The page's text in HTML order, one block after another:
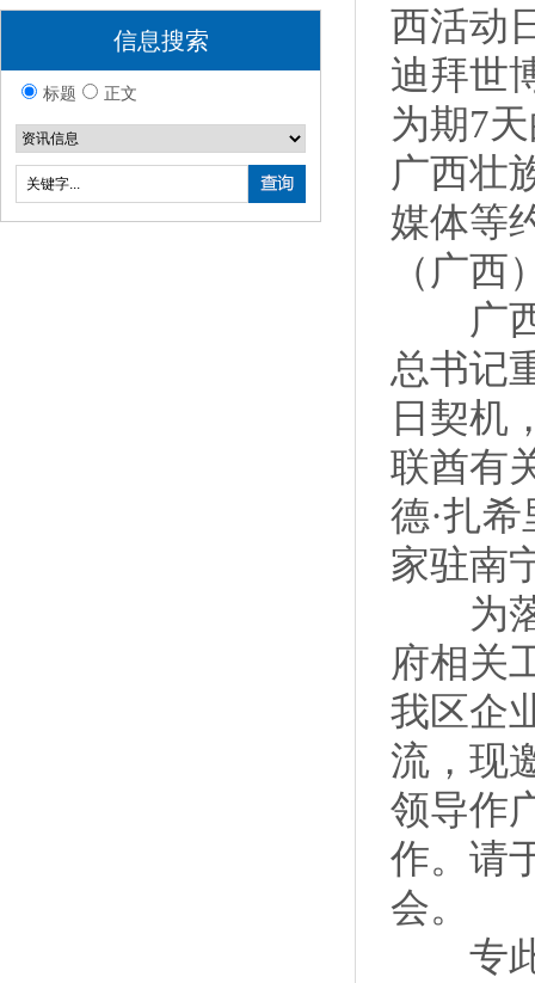
信息搜索
标题 正文
西活动
迪拜世
为期7
广西壮
媒体等
（广
广西
总书记
日契机
联酋有
德·扎
家驻南
为落
府相关
我区企
流，现
领导作
作。请
会。
专此